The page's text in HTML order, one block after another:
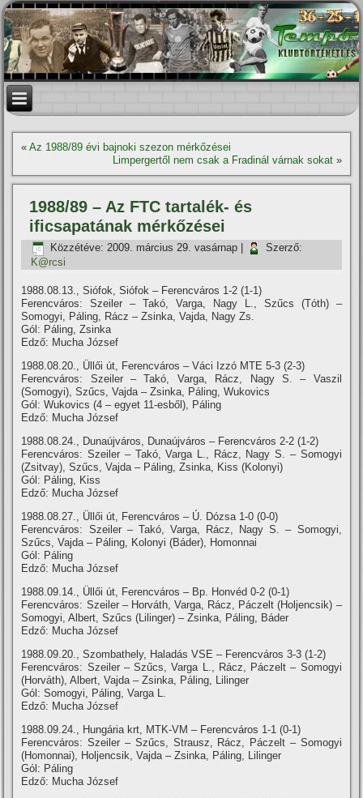
«Az 1988/89 évi bajnoki szezon mérkőzései
Limpergertől nem csak a Fradinál várnak sokat»
1988/89 – Az FTC tartalék- és
ificsapatának mérkőzései
Közzétéve: 2009. március 29. vasárnap
Szerző:
K@rcsi
1988.08.13., Siófok, Siófok – Ferencváros 1-2 (1-1)
Ferencváros: Szeiler – Takó, Varga, Nagy L., Szűcs (Tóth) –
Somogyi, Páling, Rácz – Zsinka, Vajda, Nagy Zs.
Gól: Páling, Zsinka
Edző: Mucha József
1988.08.20., Üllői út, Ferencváros – Váci Izzó MTE 5-3 (2-3)
Ferencváros: Szeiler – Takó, Varga, Rácz, Nagy S. – Vaszil
(Somogyi), Szűcs, Vajda – Zsinka, Páling, Wukovics
Gól: Wukovics (4 – egyet 11-esből), Páling
Edző: Mucha József
1988.08.24., Dunaújváros, Dunaújváros – Ferencváros 2-2 (1-2)
Ferencváros: Szeiler – Takó, Varga L., Rácz, Nagy S. – Somogyi
(Zsitvay), Szűcs, Vajda – Páling, Zsinka, Kiss (Kolonyi)
Gól: Páling, Kiss
Edző: Mucha József
1988.08.27., Üllői út, Ferencváros – Ú. Dózsa 1-0 (0-0)
Ferencváros: Szeiler – Takó, Varga, Rácz, Nagy S. – Somogyi,
Szűcs, Vajda – Páling, Kolonyi (Báder), Homonnai
Gól: Páling
Edző: Mucha József
1988.09.14., Üllői út, Ferencváros – Bp. Honvéd 0-2 (0-1)
Ferencváros: Szeiler – Horváth, Varga, Rácz, Páczelt (Holjencsik) –
Somogyi, Albert, Szűcs (Lilinger) – Zsinka, Páling, Báder
Edző: Mucha József
1988.09.20., Szombathely, Haladás VSE – Ferencváros 3-3 (1-2)
Ferencváros: Szeiler – Szűcs, Varga L., Rácz, Páczelt – Somogyi
(Horváth), Albert, Vajda – Zsinka, Páling, Lilinger
Gól: Somogyi, Páling, Varga L.
Edző: Mucha József
1988.09.24., Hungária krt, MTK-VM – Ferencváros 1-1 (0-1)
Ferencváros: Szeiler – Szűcs, Strausz, Rácz, Páczelt – Somogyi
(Homonnai), Holjencsik, Vajda – Zsinka, Páling, Lilinger
Gól: Páling
Edző: Mucha József